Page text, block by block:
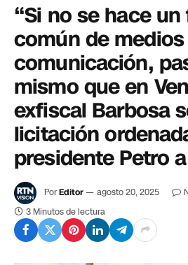
“Si no se hace
común de
comunicación,
mismo que en
exfiscal Barbosa
licitación
presidente Petro
PorEditor agosto 20, 2025
3 Minutos de lectura